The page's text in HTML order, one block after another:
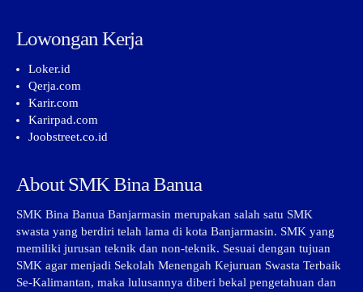
Lowongan Kerja
Loker.id
Qerja.com
Karir.com
Karirpad.com
Joobstreet.co.id
About SMK Bina Banua
SMK Bina Banua Banjarmasin merupakan salah satu SMK
swasta yang berdiri telah lama di kota Banjarmasin. SMK yang
memiliki jurusan teknik dan non-teknik. Sesuai dengan tujuan
SMK agar menjadi Sekolah Menengah Kejuruan Swasta Terbaik
Se-Kalimantan, maka lulusannya diberi bekal pengetahuan dan